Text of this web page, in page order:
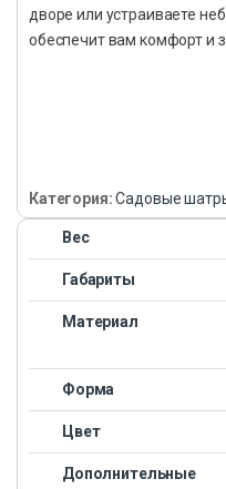
дворе или устраиваете
обеспечит вам комфорт и
Категория:Садовые
Вес
Габариты
Материал
Форма
Цвет
Дополнительные